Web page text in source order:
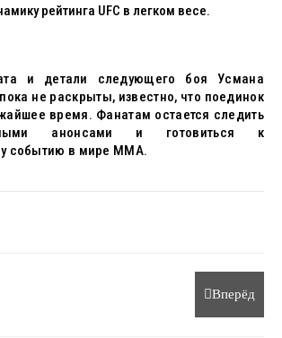
рейтинга UFC в легком весе.
и детали следующего боя Усмана
не раскрыты, известно, что поединок
время. Фанатам остается следить
анонсами и готовиться к
событию в мире MMA.
Вперёд